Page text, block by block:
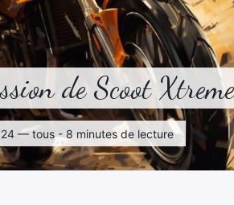
de Scoot Xtreme
— tous - 8 minutes de lecture